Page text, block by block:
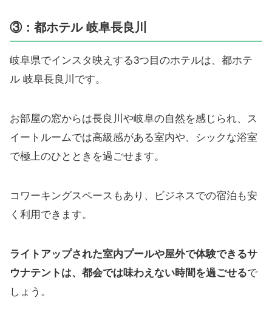
③：都ホテル 岐阜長良川
岐阜県でインスタ映えする3つ目のホテルは、都ホテ
ル 岐阜長良川です。
お部屋の窓からは長良川や岐阜の自然を感じられ、ス
イートルームでは高級感がある室内や、シックな浴室
で極上のひとときを過ごせます。
コワーキングスペースもあり、ビジネスでの宿泊も安
く利用できます。
ライトアップされた室内プールや屋外で体験できるサ
ウナテントは、都会では味わえない時間を過ごせるで
しょう。